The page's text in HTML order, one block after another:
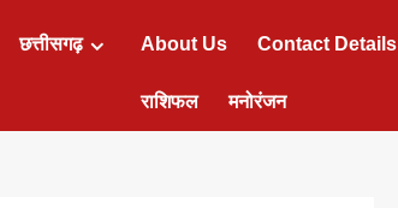
छत्तीसगढ़ About Us Contact Details
राशिफल मनोरंजन